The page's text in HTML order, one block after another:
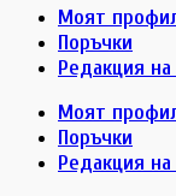
Моят
Поръчки
Редакция
Моят
Поръчки
Редакция